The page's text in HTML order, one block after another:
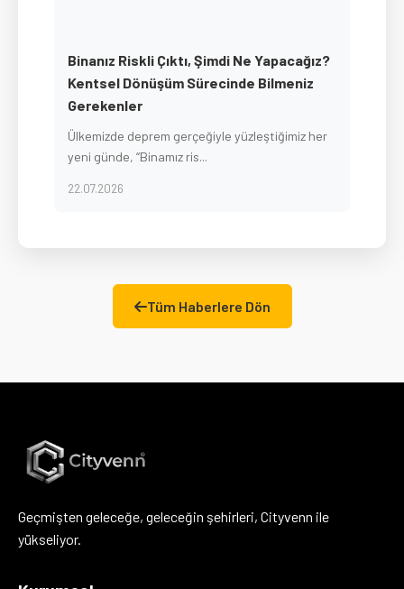
Binanız Riskli Çıktı, Şimdi Ne Yapacağız?
Kentsel Dönüşüm Sürecinde Bilmeniz
Gerekenler
Ülkemizde deprem gerçeğiyle yüzleştiğimiz her
yeni günde, “Binamız ris...
22.07.2026
Tüm Haberlere Dön
Geçmişten geleceğe, geleceğin şehirleri, Cityvenn ile
yükseliyor.